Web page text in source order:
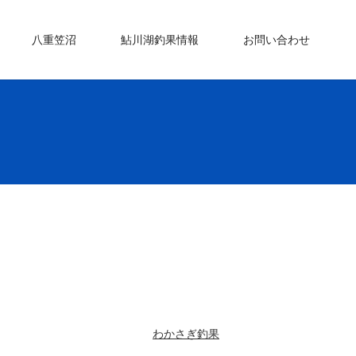
八重笠沼 鮎川湖釣果情報 お問い合わせ
わかさぎ釣果